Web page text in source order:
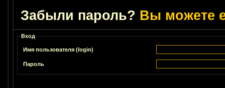
Забыли пароль? Вы можете
Вход
Имя пользователя (login)
Пароль